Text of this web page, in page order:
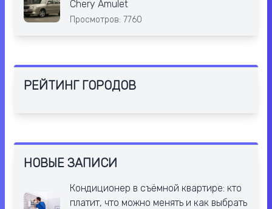
Chery Amulet
Просмотров: 7760
РЕЙТИНГ ГОРОДОВ
НОВЫЕ ЗАПИСИ
Кондиционер в съёмной квартире: кто
платит, что можно менять и как выбрать